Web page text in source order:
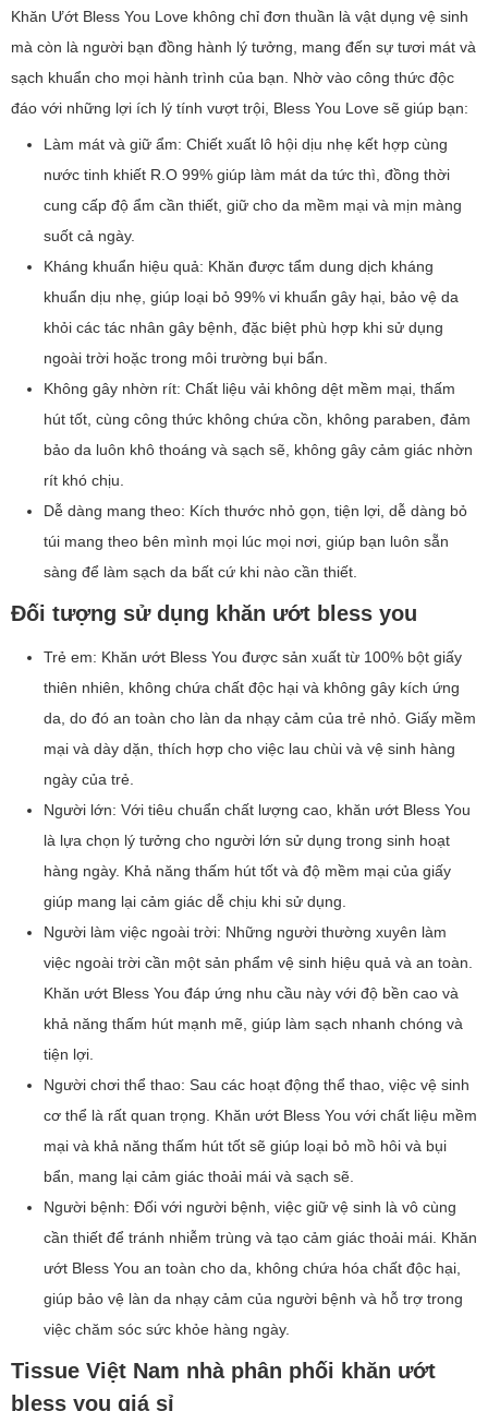
Khăn Ướt Bless You Love không chỉ đơn thuần là vật dụng vệ sinh
mà còn là người bạn đồng hành lý tưởng, mang đến sự tươi mát và
sạch khuẩn cho mọi hành trình của bạn. Nhờ vào công thức độc
đáo với những lợi ích lý tính vượt trội, Bless You Love sẽ giúp bạn:
Làm mát và giữ ẩm: Chiết xuất lô hội dịu nhẹ kết hợp cùng
nước tinh khiết R.O 99% giúp làm mát da tức thì, đồng thời
cung cấp độ ẩm cần thiết, giữ cho da mềm mại và mịn màng
suốt cả ngày.
Kháng khuẩn hiệu quả: Khăn được tẩm dung dịch kháng
khuẩn dịu nhẹ, giúp loại bỏ 99% vi khuẩn gây hại, bảo vệ da
khỏi các tác nhân gây bệnh, đặc biệt phù hợp khi sử dụng
ngoài trời hoặc trong môi trường bụi bẩn.
Không gây nhờn rít: Chất liệu vải không dệt mềm mại, thấm
hút tốt, cùng công thức không chứa cồn, không paraben, đảm
bảo da luôn khô thoáng và sạch sẽ, không gây cảm giác nhờn
rít khó chịu.
Dễ dàng mang theo: Kích thước nhỏ gọn, tiện lợi, dễ dàng bỏ
túi mang theo bên mình mọi lúc mọi nơi, giúp bạn luôn sẵn
sàng để làm sạch da bất cứ khi nào cần thiết.
Đối tượng sử dụng khăn ướt bless you
Trẻ em: Khăn ướt Bless You được sản xuất từ 100% bột giấy
thiên nhiên, không chứa chất độc hại và không gây kích ứng
da, do đó an toàn cho làn da nhạy cảm của trẻ nhỏ. Giấy mềm
mại và dày dặn, thích hợp cho việc lau chùi và vệ sinh hàng
ngày của trẻ.
Người lớn: Với tiêu chuẩn chất lượng cao, khăn ướt Bless You
là lựa chọn lý tưởng cho người lớn sử dụng trong sinh hoạt
hàng ngày. Khả năng thấm hút tốt và độ mềm mại của giấy
giúp mang lại cảm giác dễ chịu khi sử dụng.
Người làm việc ngoài trời: Những người thường xuyên làm
việc ngoài trời cần một sản phẩm vệ sinh hiệu quả và an toàn.
Khăn ướt Bless You đáp ứng nhu cầu này với độ bền cao và
khả năng thấm hút mạnh mẽ, giúp làm sạch nhanh chóng và
tiện lợi.
Người chơi thể thao: Sau các hoạt động thể thao, việc vệ sinh
cơ thể là rất quan trọng. Khăn ướt Bless You với chất liệu mềm
mại và khả năng thấm hút tốt sẽ giúp loại bỏ mồ hôi và bụi
bẩn, mang lại cảm giác thoải mái và sạch sẽ.
Người bệnh: Đối với người bệnh, việc giữ vệ sinh là vô cùng
cần thiết để tránh nhiễm trùng và tạo cảm giác thoải mái. Khăn
ướt Bless You an toàn cho da, không chứa hóa chất độc hại,
giúp bảo vệ làn da nhạy cảm của người bệnh và hỗ trợ trong
việc chăm sóc sức khỏe hàng ngày.
Tissue Việt Nam nhà phân phối khăn ướt
bless you giá sỉ